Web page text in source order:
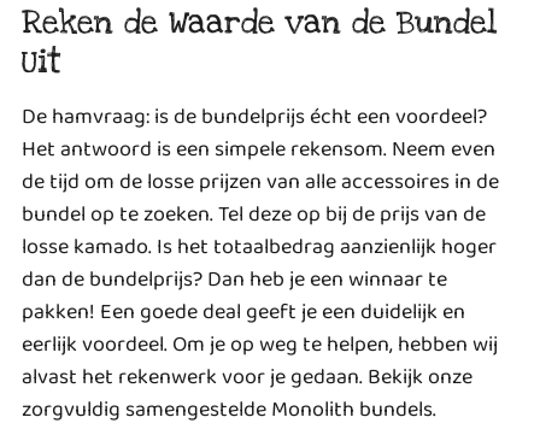
Reken de Waarde van de Bundel
Uit
De hamvraag: is de bundelprijs écht een voordeel?
Het antwoord is een simpele rekensom. Neem even
de tijd om de losse prijzen van alle accessoires in de
bundel op te zoeken. Tel deze op bij de prijs van de
losse kamado. Is het totaalbedrag aanzienlijk hoger
dan de bundelprijs? Dan heb je een winnaar te
pakken! Een goede deal geeft je een duidelijk en
eerlijk voordeel. Om je op weg te helpen, hebben wij
alvast het rekenwerk voor je gedaan.Bekijk onze
zorgvuldig samengestelde Monolith bundels.